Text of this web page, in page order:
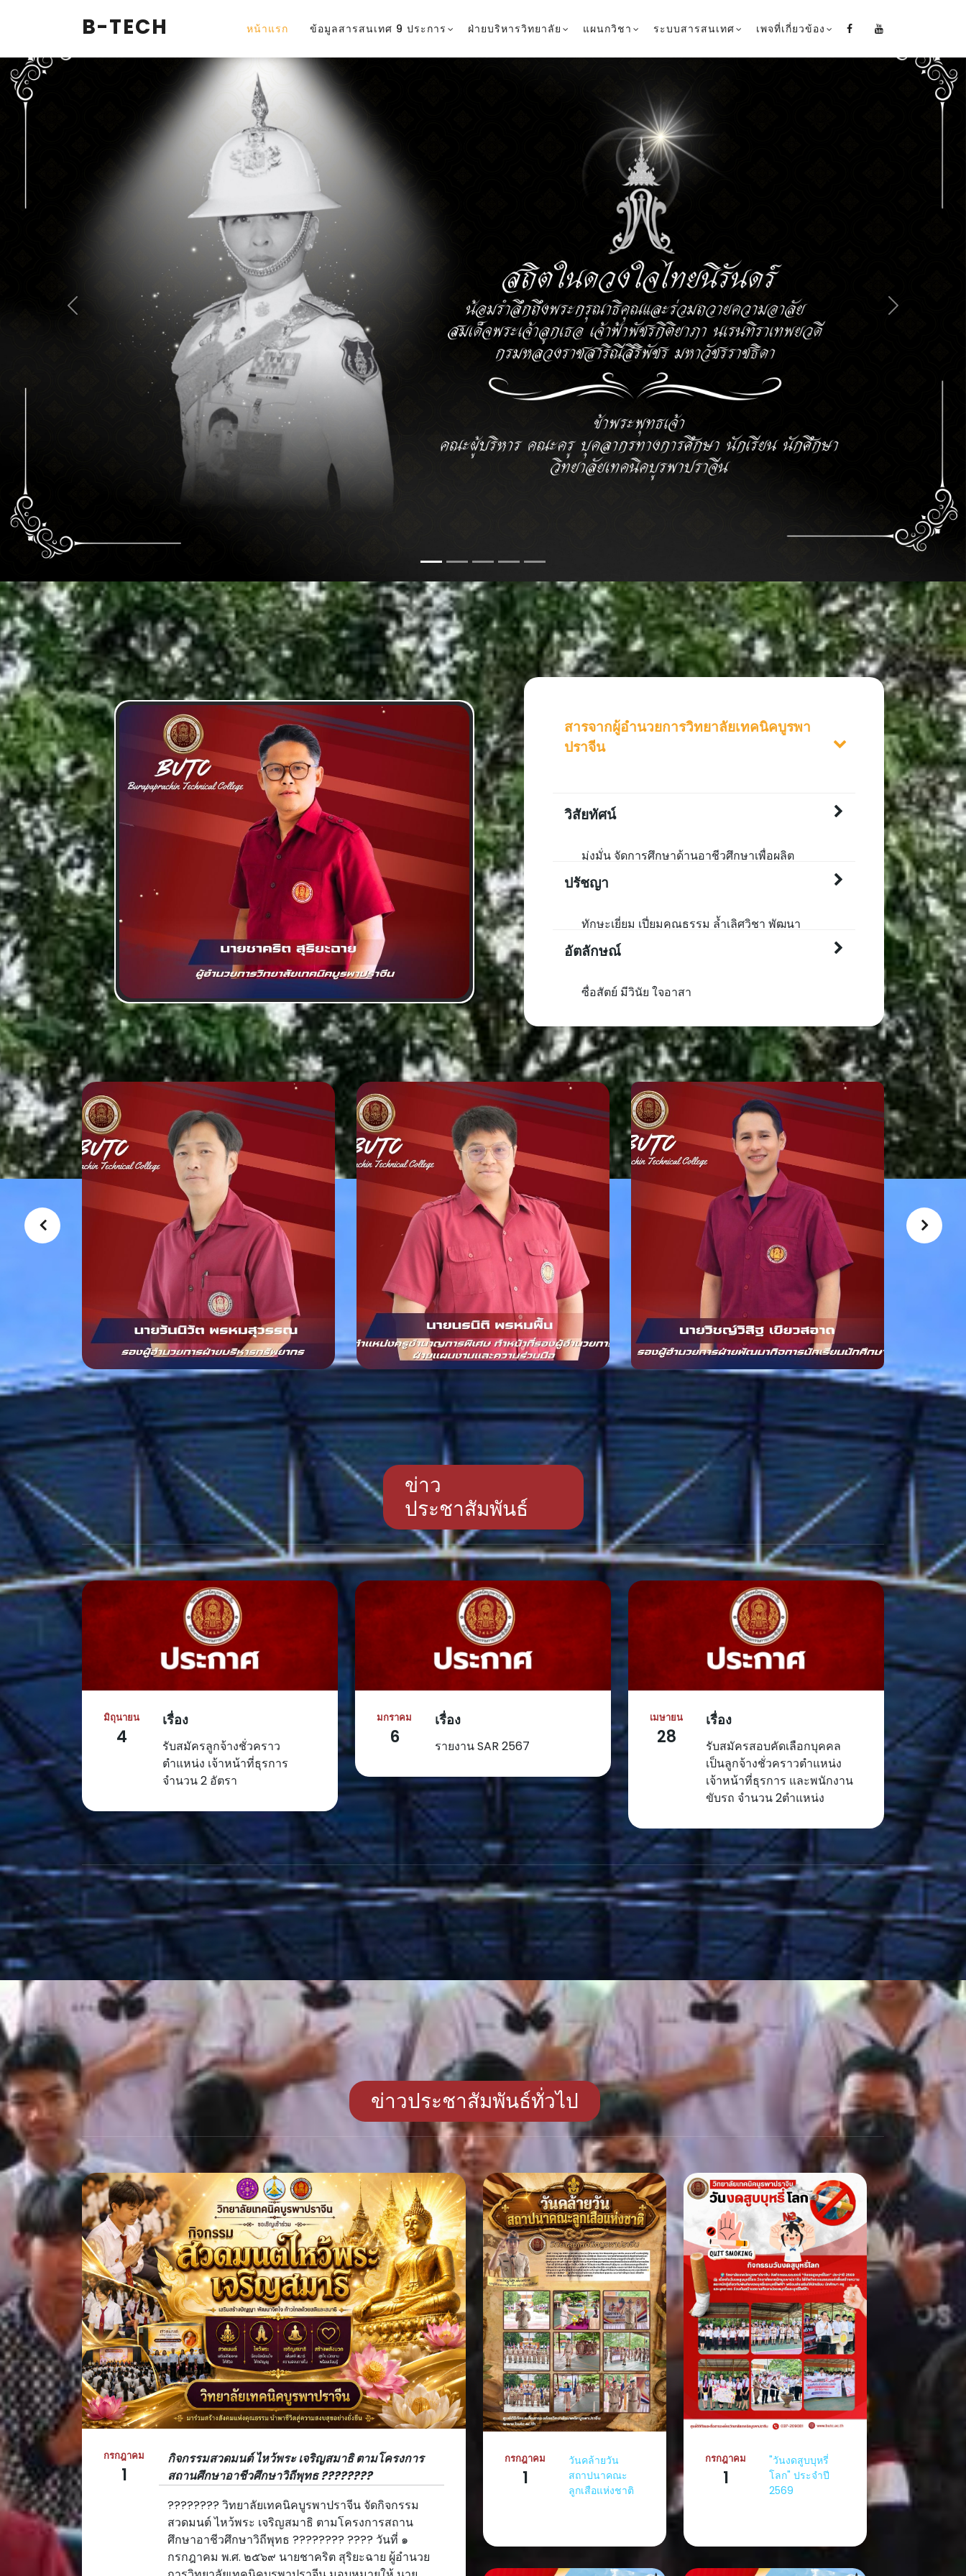
B-TECH หน้าแรก ข้อมูลสารสนเทศ 9 ประการ ฝ่ายบริหารวิทยาลัย แผนกวิชา ระบบสารสนเทศ เพจที่เกี่ยวข้อง
Previous Next
สารจากผู้อำนวยการวิทยาลัยเทคนิคบูรพา
ปราจีน
วิสัยทัศน์
มุ่งมั่น จัดการศึกษาด้านอาชีวศึกษาเพื่อผลิต
ช่างเทคนิคและระดับเทคโนโลยีให้มีคุณภาพ
และ ได้มาตรฐานสากลอยู่บนพื้นฐานความพอ
ปรัชญา
ทักษะเยี่ยม เปี่ยมคุณธรรม ล้ำเลิศวิชา พัฒนา
อัตลักษณ์
ซื่อสัตย์ มีวินัย ใจอาสา
ข่าว
ประชาสัมพันธ์
มิถุนายน
4
เรื่อง
รับสมัครลูกจ้างชั่วคราว
ตำแหน่ง เจ้าหน้าที่ธุรการ
จำนวน 2 อัตรา
มกราคม
6
เรื่อง
รายงาน SAR 2567
เมษายน
28
เรื่อง
รับสมัครสอบคัดเลือกบุคคล
เป็นลูกจ้างชั่วคราวตำแหน่ง
เจ้าหน้าที่ธุรการ และพนักงาน
ขับรถ จำนวน 2ตำแหน่ง
ข่าวประชาสัมพันธ์ทั่วไป
กรกฎาคม
1
กิจกรรมสวดมนต์ ไหว้พระ เจริญสมาธิ ตามโครงการ
สถานศึกษาอาชีวศึกษาวิถีพุทธ ????????
???????? วิทยาลัยเทคนิคบูรพาปราจีน จัดกิจกรรม
สวดมนต์ ไหว้พระ เจริญสมาธิ ตามโครงการสถาน
ศึกษาอาชีวศึกษาวิถีพุทธ ???????? ???? วันที่ ๑
กรกฎาคม พ.ศ. ๒๕๖๙ นายชาคริต สุริยะฉาย ผู้อำนวย
กรกฎาคม
1
วันคล้ายวัน
สถาปนาคณะ
ลูกเสือแห่งชาติ
กรกฎาคม
1
"วันงดสูบบุหรี่
โลก" ประจำปี
2569